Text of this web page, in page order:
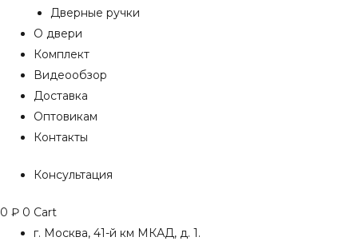
Дверные ручки
О двери
Комплект
Видеообзор
Доставка
Оптовикам
Контакты
Консультация
0 ₽ 0 Cart
г. Москва, 41-й км МКАД, д. 1.